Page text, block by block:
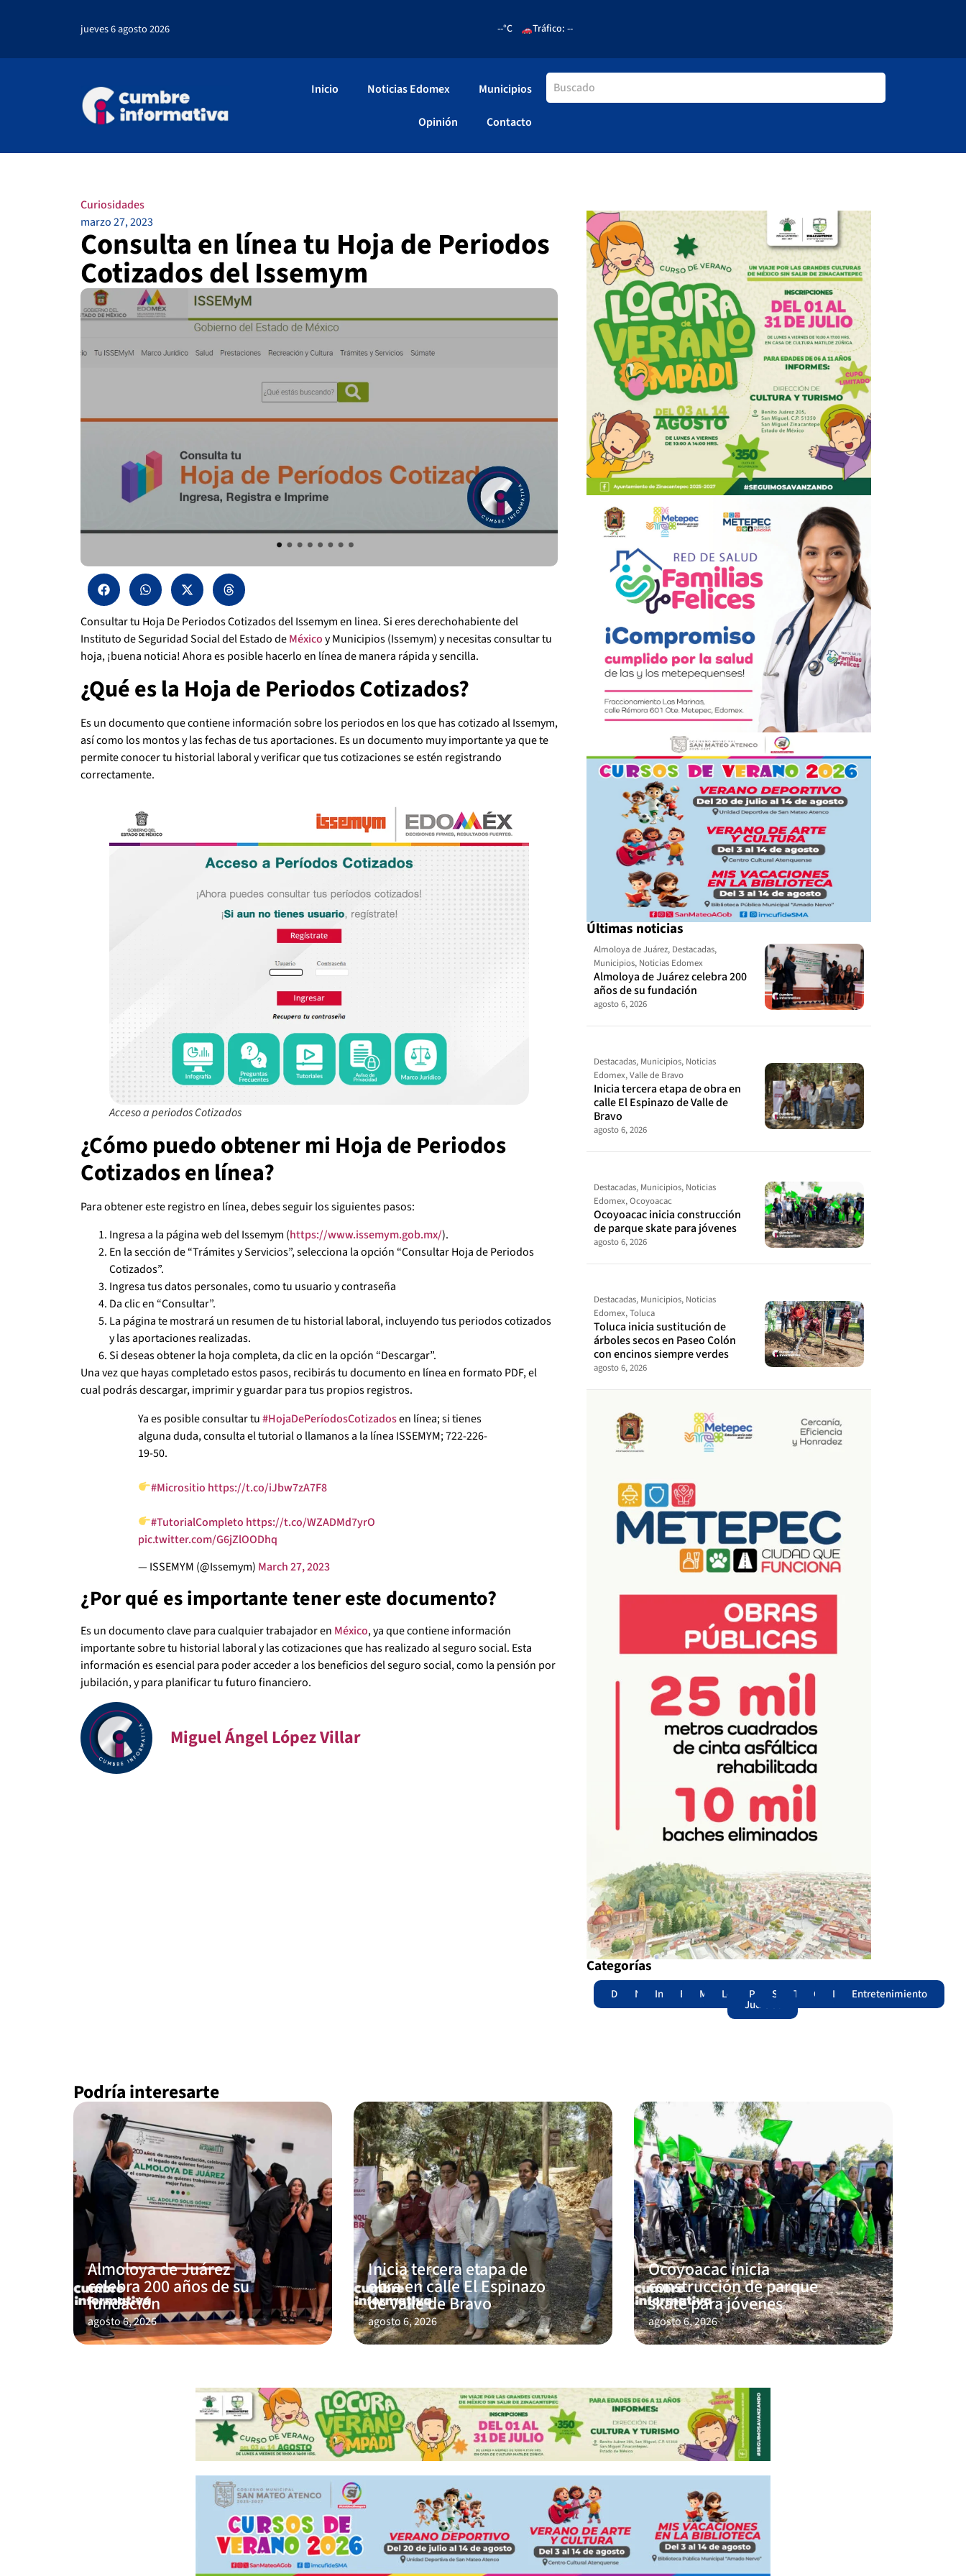
jueves 6 agosto 2026 --°C Tráfico: --
Inicio Noticias Edomex Municipios
Opinión Contacto
Curiosidades
marzo 27, 2023
Consulta en línea tu Hoja de Periodos
Cotizados del Issemym
Consultar tu Hoja De Periodos Cotizados del Issemym en linea. Si eres derechohabiente del
Instituto de Seguridad Social del Estado deMéxicoy Municipios (Issemym) y necesitas consultar tu
hoja, ¡buena noticia! Ahora es posible hacerlo en línea de manera rápida y sencilla.
¿Qué es la Hoja de Periodos Cotizados?
Es un documento que contiene información sobre los periodos en los que has cotizado al Issemym,
así como los montos y las fechas de tus aportaciones. Es un documento muy importante ya que te
permite conocer tu historial laboral y verificar que tus cotizaciones se estén registrando
correctamente.
Acceso a periodos Cotizados
¿Cómo puedo obtener mi Hoja de Periodos
Cotizados en línea?
Para obtener este registro en línea, debes seguir los siguientes pasos:
Ingresa a la página web del Issemym (https://www.issemym.gob.mx/).
En la sección de “Trámites y Servicios”, selecciona la opción “Consultar Hoja de Periodos
Cotizados”.
Ingresa tus datos personales, como tu usuario y contraseña
Da clic en “Consultar”.
La página te mostrará un resumen de tu historial laboral, incluyendo tus periodos cotizados
y las aportaciones realizadas.
Si deseas obtener la hoja completa, da clic en la opción “Descargar”.
Una vez que hayas completado estos pasos, recibirás tu documento en línea en formato PDF, el
cual podrás descargar, imprimir y guardar para tus propios registros.
Ya es posible consultar tu#HojaDePeríodosCotizadosen línea; si tienes
alguna duda, consulta el tutorial o llamanos a la línea ISSEMYM; 722-226-
19-50.
#Micrositio https://t.co/iJbw7zA7F8
#TutorialCompleto https://t.co/WZADMd7yrO
pic.twitter.com/G6jZlOODhq
— ISSEMYM (@Issemym) March 27, 2023
¿Por qué es importante tener este documento?
Es un documento clave para cualquier trabajador en México, ya que contiene información
importante sobre tu historial laboral y las cotizaciones que has realizado al seguro social. Esta
información es esencial para poder acceder a los beneficios del seguro social, como la pensión por
jubilación, y para planificar tu futuro financiero.
Miguel Ángel López Villar
Últimas noticias
Almoloya de Juárez, Destacadas,
Municipios, Noticias Edomex
Almoloya de Juárez celebra 200
años de su fundación
agosto 6, 2026
Destacadas, Municipios, Noticias
Edomex,Valle de Bravo
Inicia tercera etapa de obra en
calle El Espinazo de Valle de
Bravo
agosto 6, 2026
Destacadas, Municipios, Noticias
Edomex,Ocoyoacac
Ocoyoacac inicia construcción
de parque skate para jóvenes
agosto 6, 2026
Destacadas, Municipios, Noticias
Edomex,Toluca
Toluca inicia sustitución de
árboles secos en Paseo Colón
con encinos siempre verdes
agosto 6, 2026
Categorías
Destacadas
NacionalInternacional
EdomexMunicipiosLegislatura
Poder
Judicial
SeguridadTrámites
OpiniónLomitosEntretenimiento
Podría interesarte
Almoloya de Juárez
celebra 200 años de su
fundación
agosto 6, 2026
Inicia tercera etapa de
obra en calle El Espinazo
de Valle de Bravo
agosto 6, 2026
Ocoyoacac inicia
construcción de parque
skate para jóvenes
agosto 6, 2026